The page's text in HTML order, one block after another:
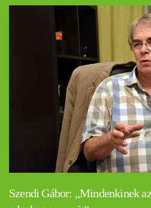
Szendi Gábor: „Mindenkinek